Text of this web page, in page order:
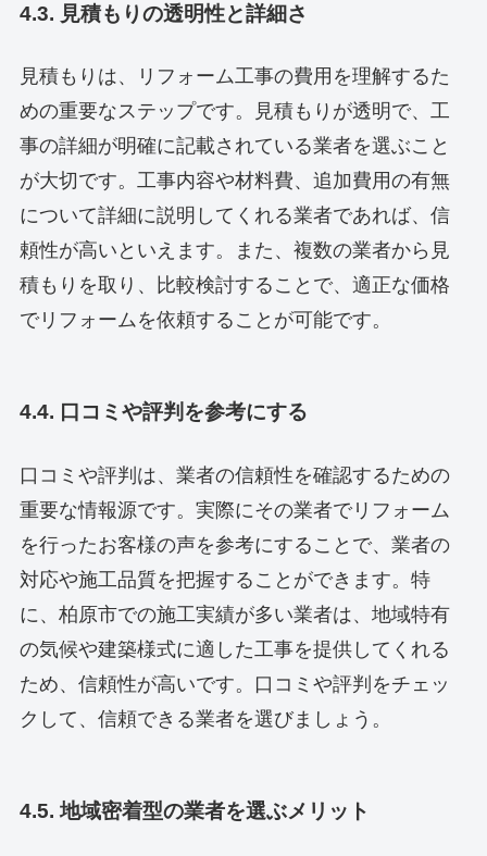
4.3. 見積もりの透明性と詳細さ
見積もりは、リフォーム工事の費用を理解するた
めの重要なステップです。見積もりが透明で、工
事の詳細が明確に記載されている業者を選ぶこと
が大切です。工事内容や材料費、追加費用の有無
について詳細に説明してくれる業者であれば、信
頼性が高いといえます。また、複数の業者から見
積もりを取り、比較検討することで、適正な価格
でリフォームを依頼することが可能です。
4.4. 口コミや評判を参考にする
口コミや評判は、業者の信頼性を確認するための
重要な情報源です。実際にその業者でリフォーム
を行ったお客様の声を参考にすることで、業者の
対応や施工品質を把握することができます。特
に、柏原市での施工実績が多い業者は、地域特有
の気候や建築様式に適した工事を提供してくれる
ため、信頼性が高いです。口コミや評判をチェッ
クして、信頼できる業者を選びましょう。
4.5. 地域密着型の業者を選ぶメリット